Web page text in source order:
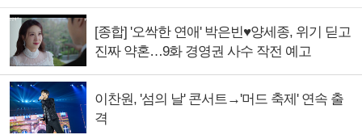
[종합] '오싹한 연애' 박은빈♥양세종, 위기 딛고
진짜 약혼…9화 경영권 사수 작전 예고
이찬원, '섬의 날' 콘서트→'머드 축제' 연속 출
격